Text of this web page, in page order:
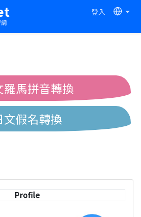
登入
羅馬拼音轉換
文假名轉換
日漢字互換
Profile